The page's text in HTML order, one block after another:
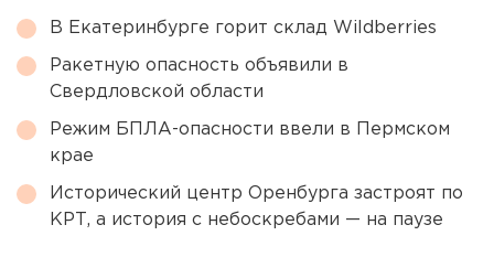
В Екатеринбурге горит склад Wildberries
Ракетную опасность объявили в
Свердловской области
Режим БПЛА-опасности ввели в Пермском
крае
Исторический центр Оренбурга застроят по
КРТ, а история с небоскребами — на паузе